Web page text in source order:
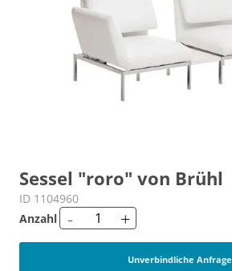
Sessel "roro" von Brühl
ID 1104960
Anzahl
- +
Unverbindliche Anfrage